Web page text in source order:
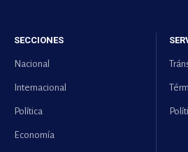
SECCIONES
Nacional
Internacional
Política
Economía